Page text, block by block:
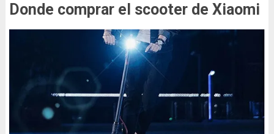
Donde comprar el scooter de Xiaomi